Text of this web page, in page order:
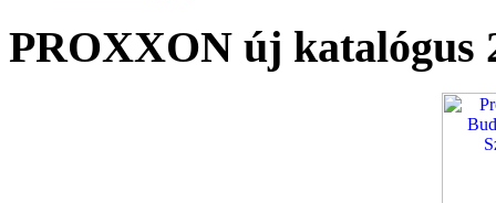
PROXXON új katalógus